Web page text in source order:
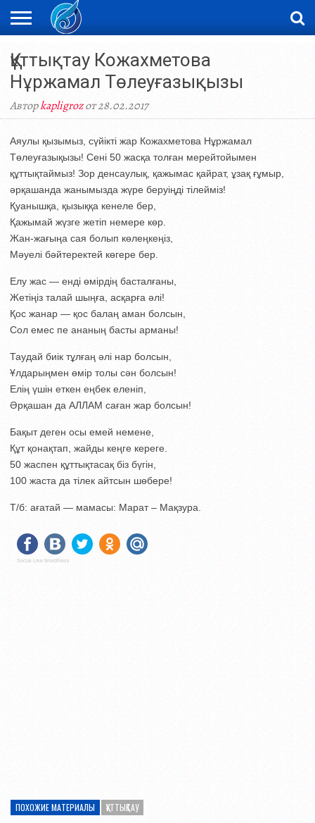
НОВОСТИ
ВИДЕО
ФОТОРЕПОРТАЖИ
ОРКЕН
Құттықтау Кожахметова
Нұржамал Төлеуғазықызы
Авторkapligrozот 28.02.2017
Аяулы қызымыз, сүйікті жар Кожахметова Нұржамал
Төлеуғазықызы! Сені 50 жасқа толған мерейтойымен
құттықтаймыз! Зор денсаулық, қажымас қайрат, ұзақ ғұмыр,
әрқашанда жанымызда жүре беруіңді тілейміз!
Қуанышқа, қызыққа кенеле бер,
Қажымай жүзге жетіп немере көр.
Жан-жағыңа сая болып көлеңкеңіз,
Мәуелі бәйтеректей көгере бер.
Елу жас — енді өмірдің басталғаны,
Жетіңіз талай шыңға, асқарға әлі!
Қос жанар — қос балаң аман болсын,
Сол емес пе ананың басты арманы!
Таудай биік тұлғаң әлі нар болсын,
Ұлдарыңмен өмір толы сән болсын!
Елің үшін еткен еңбек еленіп,
Әрқашан да АЛЛАМ саған жар болсын!
Бақыт деген осы емей немене,
Құт қонақтап, жайды кеңге кереге.
50 жаспен құттықтасақ біз бүгін,
100 жаста да тілек айтсын шөбере!
Т/б: ағатай — мамасы: Марат – Мақзура.
Social Like WordPress
ПОХОЖИЕ МАТЕРИАЛЫ ҚҰТТЫҚТАУ